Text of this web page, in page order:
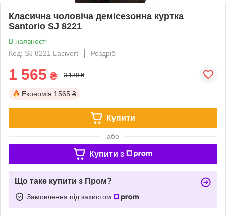
Класична чоловіча демісезонна куртка
Santorio SJ 8221
В наявності
Код: SJ 8221 Lacivert
Роздріб
1 565 ₴ 3 130 ₴
Економія 1565 ₴
Купити
або
Купити з
Що таке купити з Пром?
Замовлення під захистом